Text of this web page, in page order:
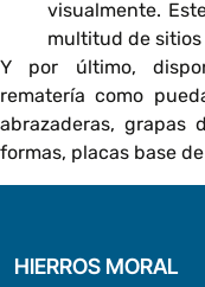
visualmente.
multitud de sitios
Y por último,
rematería como
abrazaderas, grapas
formas, placas base
HIERROS MORAL